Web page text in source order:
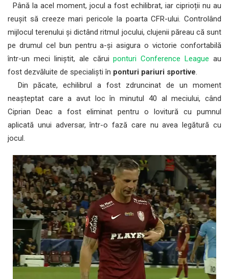
Până la acel moment, jocul a fost echilibrat, iar ciprioții nu au
reușit să creeze mari pericole la poarta CFR-ului. Controlând
mijlocul terenului și dictând ritmul jocului, clujenii păreau că sunt
pe drumul cel bun pentru a-și asigura o victorie confortabilă
într-un meci liniștit, ale căruiponturi Conference League au
fost dezvăluite de specialiști în ponturi pariuri sportive.
Din păcate, echilibrul a fost zdruncinat de un moment
neașteptat care a avut loc în minutul 40 al meciului, când
Ciprian Deac a fost eliminat pentru o lovitură cu pumnul
aplicată unui adversar, într-o fază care nu avea legătură cu
jocul.